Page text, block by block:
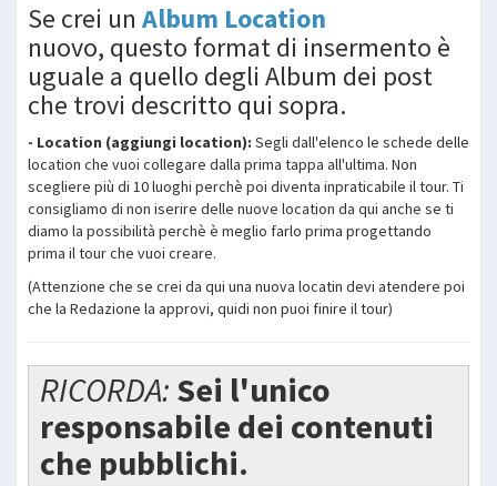
Se crei un Album Location
nuovo, questo format di insermento è
uguale a quello degli Album dei post
che trovi descritto qui sopra.
- Location (aggiungi location): Segli dall'elenco le schede delle
location che vuoi collegare dalla prima tappa all'ultima. Non
scegliere più di 10 luoghi perchè poi diventa inpraticabile il tour. Ti
consigliamo di non iserire delle nuove location da qui anche se ti
diamo la possibilità perchè è meglio farlo prima progettando
prima il tour che vuoi creare.
(Attenzione che se crei da qui una nuova locatin devi atendere poi
che la Redazione la approvi, quidi non puoi finire il tour)
RICORDA: Sei l'unico
responsabile dei contenuti
che pubblichi.